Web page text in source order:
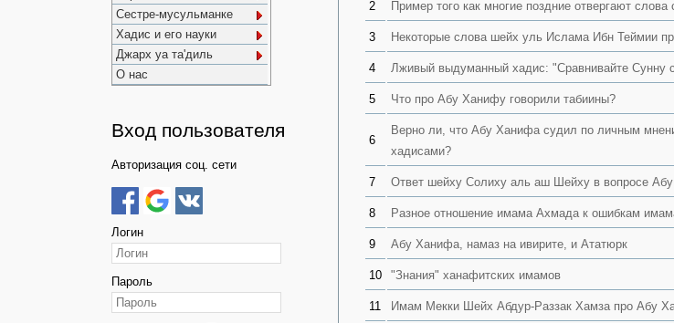
Сестре-мусульманке
Хадис и его науки
Джарх уа та'диль
О нас
Вход пользователя
Авторизация соц. сети
Логин
Пароль
2 Пример того как многие поздние отвергают
3 Некоторые слова шейх уль Ислама Ибн Теймии
4 Лживый выдуманный хадис: "Сравнивайте Сунну
5 Что про Абу Ханифу говорили табиины?
6
Верно ли, что Абу Ханифа судил по личным
хадисами?
7 Ответ шейху Солиху аль аш Шейху в вопросе
8 Разное отношение имама Ахмада к ошибкам
9 Абу Ханифа, намаз на ивирите, и Ататюрк
10 "Знания" ханафитских имамов
11 Имам Мекки Шейх Абдур-Раззак Хамза про Абу